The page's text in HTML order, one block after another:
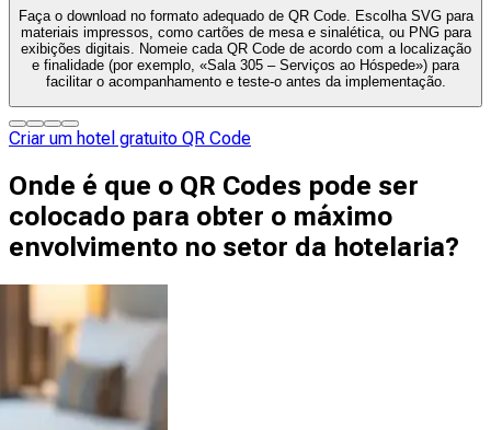
Faça o download no formato adequado de QR Code. Escolha SVG para
materiais impressos, como cartões de mesa e sinalética, ou PNG para
exibições digitais. Nomeie cada QR Code de acordo com a localização
e finalidade (por exemplo, «Sala 305 – Serviços ao Hóspede») para
facilitar o acompanhamento e teste-o antes da implementação.
Criar um hotel gratuito QR Code
Onde é que o QR Codes pode ser
colocado para obter o máximo
envolvimento no setor da hotelaria?